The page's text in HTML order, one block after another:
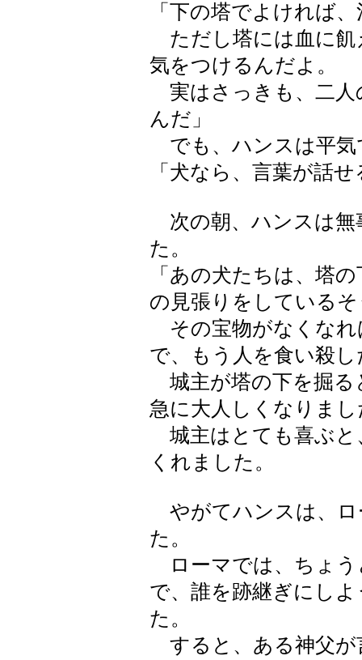
「下の塔でよければ
ただし塔には血に飢
気をつけるんだよ。
実はさっきも、二人
んだ」
でも、ハンスは平気
「犬なら、言葉が話
次の朝、ハンスは無
た。
「あの犬たちは、塔
の見張りをしている
その宝物がなくなれ
で、もう人を食い殺
城主が塔の下を掘る
急に大人しくなりまし
城主はとても喜ぶと
くれました。
やがてハンスは、ロ
た。
ローマでは、ちょう
で、誰を跡継ぎにし
た。
すると、ある神父が